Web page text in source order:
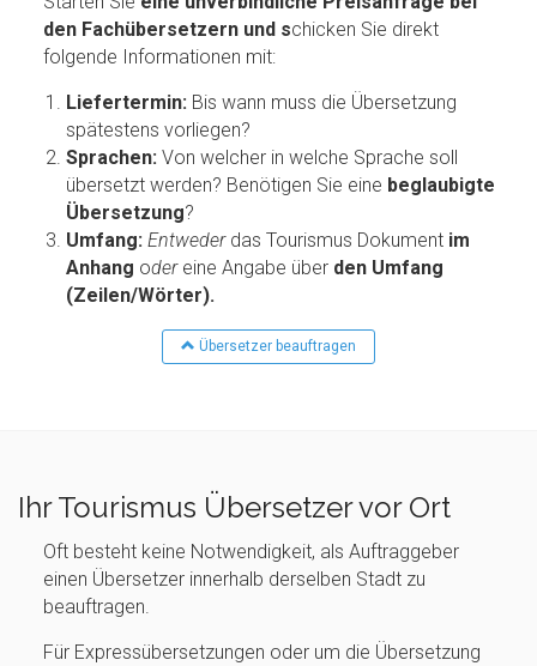
den Fachübersetzern und schicken Sie direkt
folgende Informationen mit:
Liefertermin: Bis wann muss die Übersetzung
spätestens vorliegen?
Sprachen: Von welcher in welche Sprache soll
übersetzt werden? Benötigen Sie eine beglaubigte
Übersetzung?
Umfang: Entwederdas Tourismus Dokument im
Anhang odereine Angabe über den Umfang
(Zeilen/Wörter).
Übersetzer beauftragen
Ihr Tourismus Übersetzer vor Ort
Oft besteht keine Notwendigkeit, als Auftraggeber
einen Übersetzer innerhalb derselben Stadt zu
beauftragen.
Für Expressübersetzungen oder um die Übersetzung